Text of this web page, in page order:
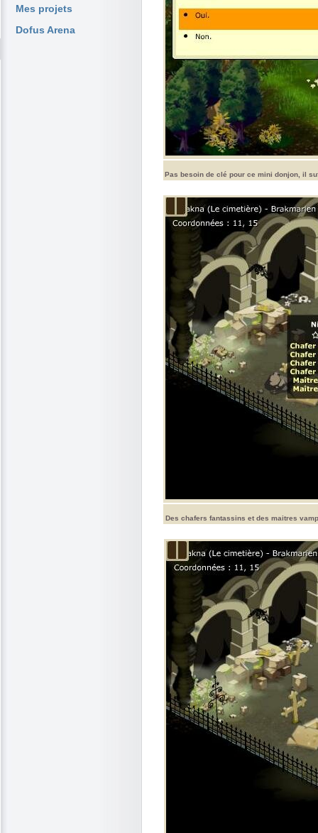
Mes projets
Dofus Arena
Pas besoin de clé pour ce mini donjon, il
Des chafers fantassins et des maitres